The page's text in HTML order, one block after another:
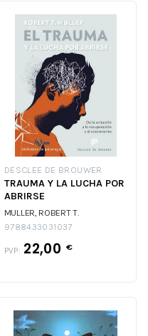
DESCLEE DE BROUWER
TRAUMA Y LA LUCHA POR
ABRIRSE
MULLER, ROBERT T.
9788433031037
PVP: 22,00 €